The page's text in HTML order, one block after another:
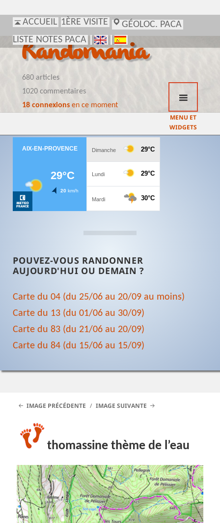
ACCUEIL 1ÈRE VISITE
GÉOLOC. PACA
LISTE NOTES PACA
Randomania
680 articles
1020 commentaires
18 connexionsen ce moment
MENU ET
WIDGETS
POUVEZ-VOUS RANDONNER
AUJOURD'HUI OU DEMAIN ?
Carte du 04 (du 25/06 au 20/09 au moins)
Carte du 13 (du 01/06 au 30/09)
Carte du 83 (du 21/06 au 20/09)
Carte du 84 (du 15/06 au 15/09)
IMAGE PRÉCÉDENTE IMAGE SUIVANTE
thomassine thème de l’eau